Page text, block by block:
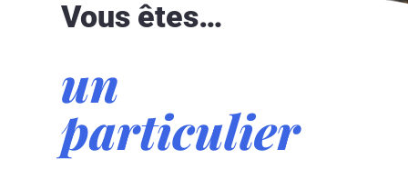
Vous êtes…
un
particulier